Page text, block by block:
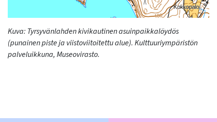
Kuva:Tyrsyvänlahdenkivikautinen asuinpaikkalöydös
(punainen piste ja viistoviitoitettu alue). Kulttuuriympäristön
palveluikkuna, Museovirasto.